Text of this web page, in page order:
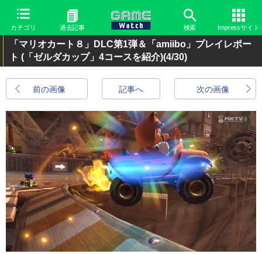
カテゴリ 過去記事 検索 Impressサイト
「マリオカート８」DLC第1弾＆「amiibo」プレイレポー
ト (「ゼルダカップ」4コースを紹介)(4/30)
前の画像 次の画像
記事へ